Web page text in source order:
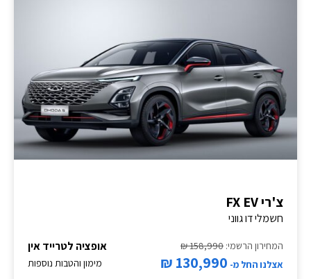
צ'רי FX EV
חשמלי דו גווני
אופציה לטרייד אין
המחירון הרשמי: 158,990 ₪
מימון והטבות נוספות
אצלנו החל מ- 130,990 ₪